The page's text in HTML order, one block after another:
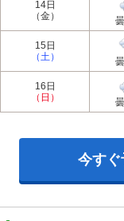
14日
（金）
15日
（土）
16日
（日）
今す